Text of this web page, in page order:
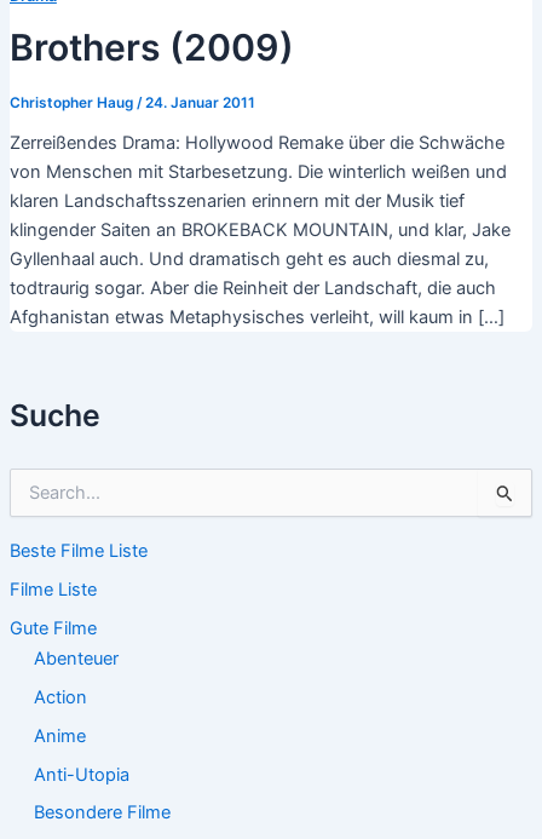
Suche
h
n
n
Beste Filme Liste
Filme Liste
Gute Filme
Abenteuer
Action
Anime
Anti-Utopia
Besondere Filme
Brothers (2009)
Christopher Haug /24. Januar 2011
Zerreißendes Drama: Hollywood Remake über die Schwäche
von Menschen mit Starbesetzung. Die winterlich weißen und
klaren Landschaftsszenarien erinnern mit der Musik tief
klingender Saiten an BROKEBACK MOUNTAIN, und klar, Jake
Gyllenhaal auch. Und dramatisch geht es auch diesmal zu,
todtraurig sogar. Aber die Reinheit der Landschaft, die auch
Afghanistan etwas Metaphysisches verleiht, will kaum in […]